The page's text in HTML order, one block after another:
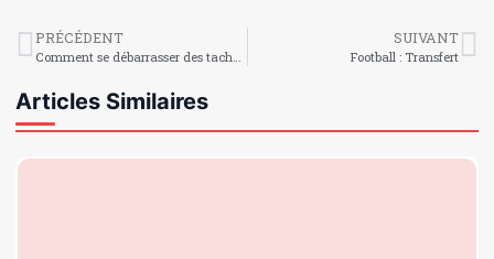
PRÉCÉDENT SUIVANT
Football : Transfert
Articles Similaires